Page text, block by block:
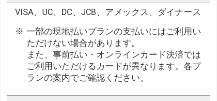
VISA、UC、DC、JCB、アメックス、ダイナース
一部の現地払いプランの支払いにはご利用い
ただけない場合があります。
また、事前払い・オンラインカード決済では
ご利用いただけるカードが異なります。各プ
ランの案内でご確認ください。